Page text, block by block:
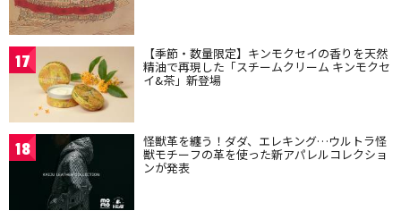
17 【季節・数量限定】キンモクセイの香りを天然
精油で再現した「スチームクリーム キンモクセ
イ&茶」新登場
18 怪獣革を纏う！ダダ、エレキング…ウルトラ怪
獣モチーフの革を使った新アパレルコレクショ
ンが発表